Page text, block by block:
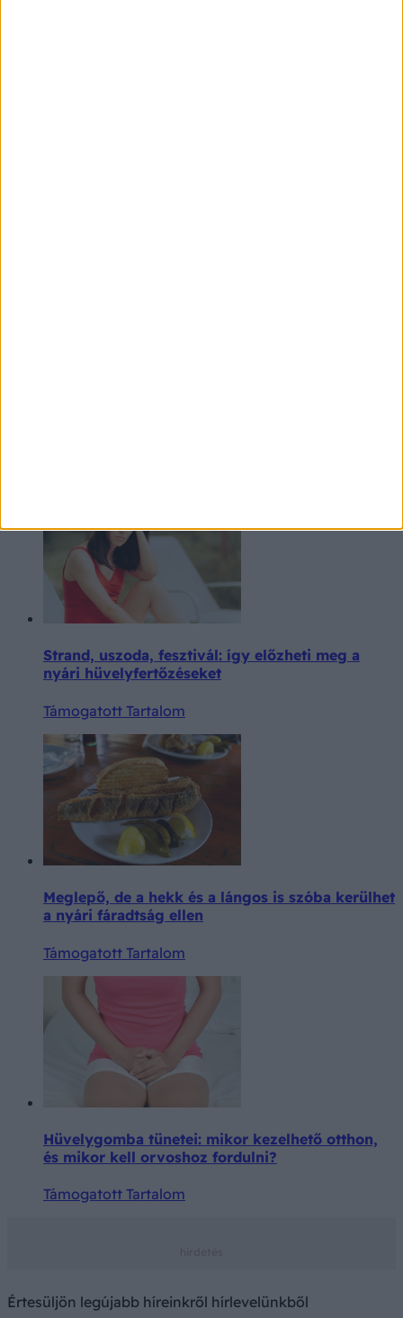
Strand, uszoda, fesztivál: így előzheti meg a
nyári hüvelyfertőzéseket
Támogatott Tartalom
Meglepő, de a hekk és a lángos is szóba kerülhet
a nyári fáradtság ellen
Támogatott Tartalom
Hüvelygomba tünetei: mikor kezelhető otthon,
és mikor kell orvoshoz fordulni?
Támogatott Tartalom
Értesüljön legújabb híreinkről hírlevelünkből